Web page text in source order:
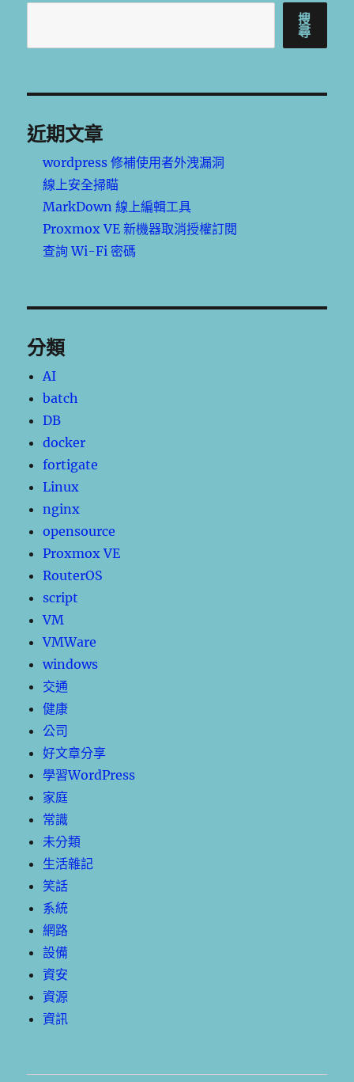
搜
尋
近期文章
wordpress 修補使用者外洩漏洞
線上安全掃瞄
MarkDown 線上編輯工具
Proxmox VE 新機器取消授權訂閱
查詢 Wi-Fi 密碼
分類
AI
batch
DB
docker
fortigate
Linux
nginx
opensource
Proxmox VE
RouterOS
script
VM
VMWare
windows
交通
健康
公司
好文章分享
學習WordPress
家庭
常識
未分類
生活雜記
笑話
系統
網路
設備
資安
資源
資訊